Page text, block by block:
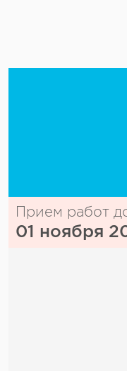
Прием работ
01 ноября